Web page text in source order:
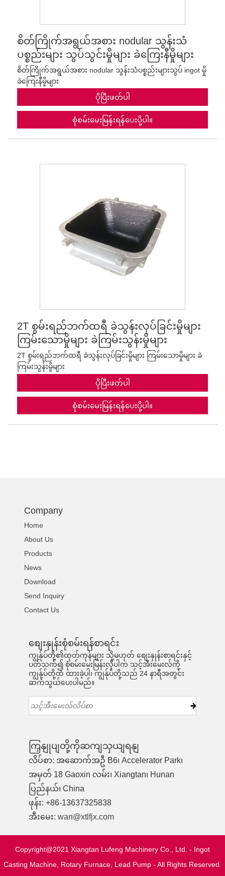
စိတ်ကြိုက်အရွယ်အစား nodular သွန်းသံ
ပစ္စည်းများ သွပ်သွင်းမှိုများ ခဲကြေးနီမှိုများ
စိတ်ကြိုက်အရွယ်အစား nodular သွန်းသံပစ္စည်းများသွပ် ingot မှို
ခဲကြေးနီမှိုများ
ပိုပြီးဖတ်ပါ
စုံစမ်းမေးမြန်းရန်ပေးပို့ပါ။
2T စွမ်းရည်ဘက်ထရီ ခဲသွန်းလုပ်ခြင်းမှိုများ
ကြမ်းသောမှိုများ ခဲကြမ်းသွန်းမှိုများ
2T စွမ်းရည်ဘက်ထရီ ခဲသွန်းလုပ်ခြင်းမှိုများ ကြမ်းသောမှိုများ ခဲ
ကြမ်းသွန်းမှိုများ
ပိုပြီးဖတ်ပါ
စုံစမ်းမေးမြန်းရန်ပေးပို့ပါ။
Company
Home
About Us
Products
News
Download
Send Inquiry
Contact Us
စျေးနှုန်းစုံစမ်းရန်စာရင်း
ကျွန်ုပ်တို့၏ထုတ်ကုန်များ သို့မဟုတ် စျေးနှုန်းစာရင်းနှင့်
ပတ်သက်၍ စုံစမ်းမေးမြန်းလိုပါက သင့်အီးမေးလ်ကို
ကျွန်ုပ်တို့ထံ ထားခဲ့ပါ၊ ကျွန်ုပ်တို့သည် 24 နာရီအတွင်း
ဆက်သွယ်ပေးပါမည်။
ကြှနျုပျတို့ကိုဆကျသှယျရနျ
လိပ်စာ: အဆောက်အဦ B6၊ Accelerator Park၊
အမှတ် 18 Gaoxin လမ်း၊ Xiangtan၊ Hunan
ပြည်နယ်၊ China
ဖုန်း: +86-13637325838
အီးမေး:wan@xtlfjx.com
Copyright@2021 Xiangtan Lufeng Machinery Co., Ltd. - Ingot
Casting Machine, Rotary Furnace, Lead Pump - All Rights Reserved.